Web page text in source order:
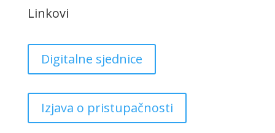
Linkovi
Digitalne sjednice
Izjava o pristupačnosti